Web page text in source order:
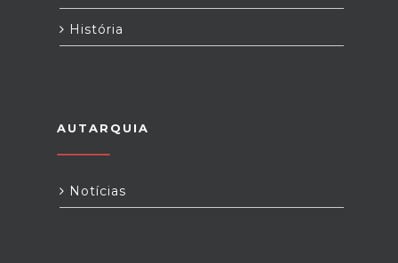
História
AUTARQUIA
Notícias